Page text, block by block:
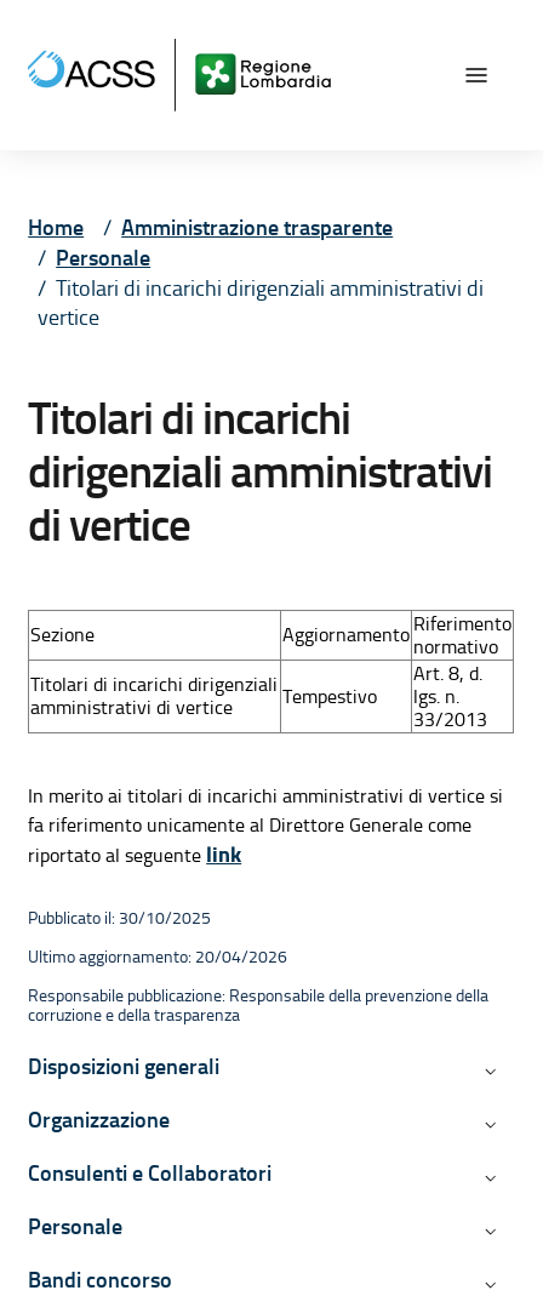
Home
Amministrazione trasparente
Personale
Titolari di incarichi dirigenziali amministrativi di
vertice
Titolari di incarichi
dirigenziali amministrativi
di vertice
Sezione Aggiornamento Riferimento
normativo
Titolari di incarichi dirigenziali
amministrativi di vertice
Tempestivo
Art. 8, d.
lgs. n.
33/2013
In merito ai titolari di incarichi amministrativi di vertice si
fa riferimento unicamente al Direttore Generale come
riportato al seguente link
Pubblicato il: 30/10/2025
Ultimo aggiornamento: 20/04/2026
Responsabile pubblicazione: Responsabile della prevenzione della
corruzione e della trasparenza
Navigazione contestuale di
Disposizioni generali
Organizzazione
Consulenti e Collaboratori
Personale
Bandi concorso Bandi